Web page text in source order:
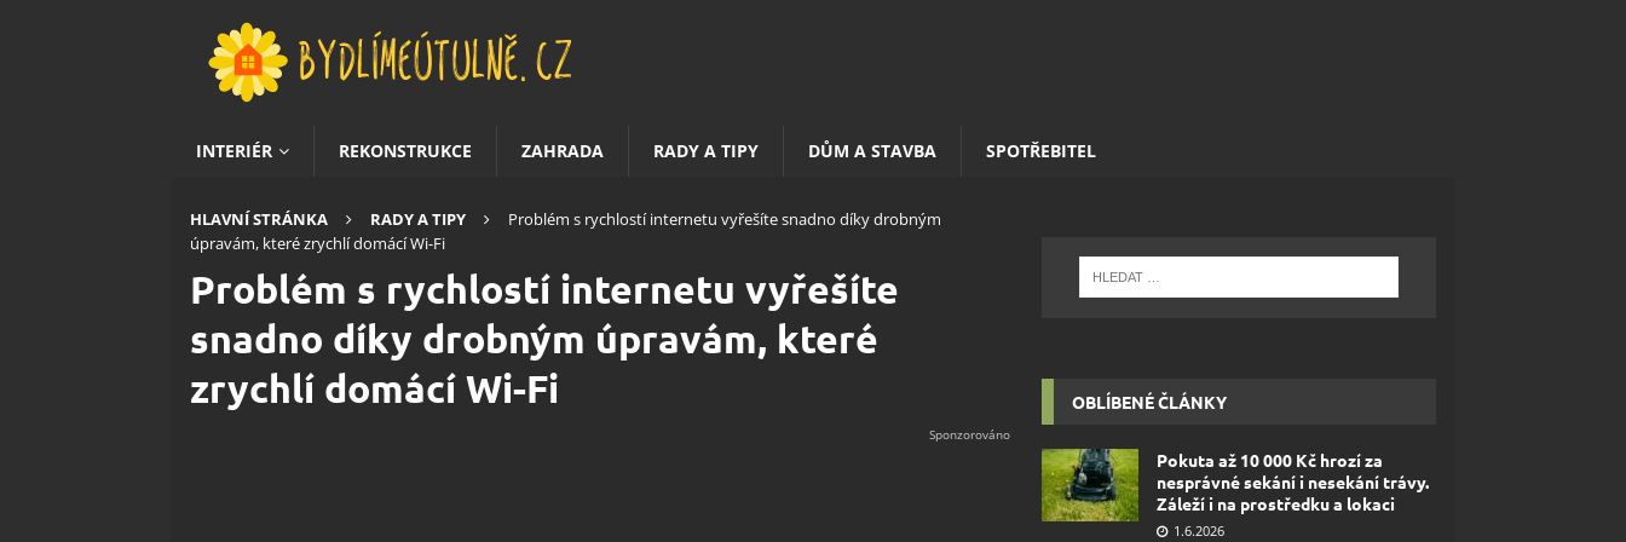
INTERIÉR REKONSTRUKCE ZAHRADA RADY A TIPY DŮM A STAVBA SPOTŘEBITEL
HLAVNÍ STRÁNKA RADY A TIPY
Problém s rychlostí internetu vyřešíte snadno díky drobným
úpravám, které zrychlí domácí Wi-Fi
Problém s rychlostí internetu vyřešíte
snadno díky drobným úpravám, které
zrychlí domácí Wi-Fi
OBLÍBENÉ ČLÁNKY
Pokuta až 10 000 Kč hrozí za
nesprávné sekání i nesekání trávy.
Záleží i na prostředku a lokaci
1.6.2026